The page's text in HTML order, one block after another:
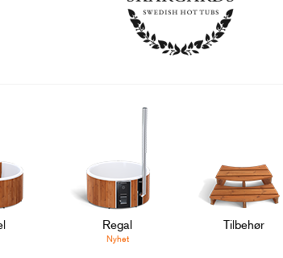
Regal
Nyhet
Tilbehør